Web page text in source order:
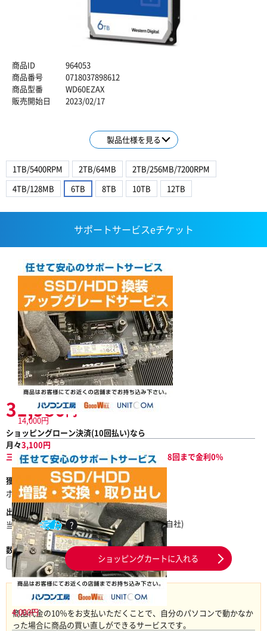
商品ID
964053
商品番号
0718037898612
商品型番
WD60EZAX
販売開始日
2023/02/17
製品仕様を見る
1TB/5400RPM 2TB/64MB
2TB/256MB/7200RPM
4TB/128MB
6TB 8TB 10TB 12TB
サポートサービスeチケット
14,000円
4,000円
31,980円
ショッピングローン決済(10回払い)なら
月々3,100円
三井住友カード ショッピングクレジットなら48回まで金利0%
獲得ポイント内訳
ポイント： 0ポイント
出荷予定
当日出荷
?
在庫状況
在庫あり
出荷元
物流倉庫(自社)
数量
ショッピングカートに入れる
WEB安心交換保証をつけて購入
商品代金の10％をお支払いただくことで、自分のパソコンで動かなか
った場合に商品の買い直しができるサービスです。